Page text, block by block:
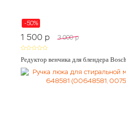
-50%
1 500 p 3 000 p
Редуктор венчика для блендера